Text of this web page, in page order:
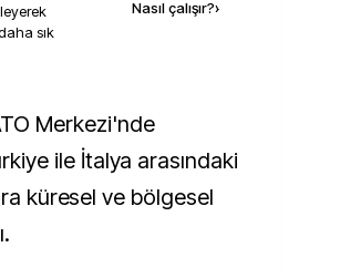
sık
Nasıl çalışır?›
ile İtalya arasındaki
küresel ve bölgesel